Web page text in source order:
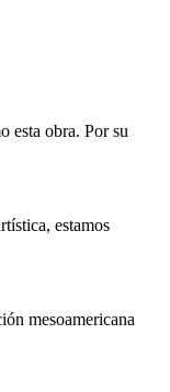
esta obra. Por su
estamos
mesoamericana